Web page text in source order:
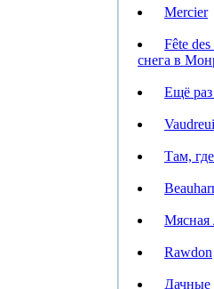
Mercier
Fête
снега в
Ещё
Там,
Мясная
Rawdon
Дачные